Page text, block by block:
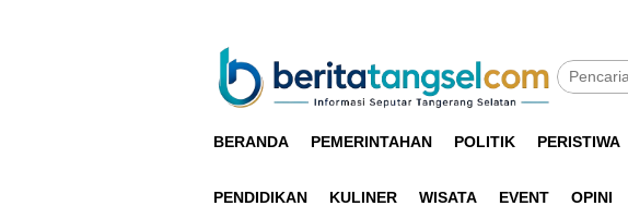
BERANDA PEMERINTAHAN POLITIK PERISTIWA
PENDIDIKAN KULINER WISATA EVENT OPINI